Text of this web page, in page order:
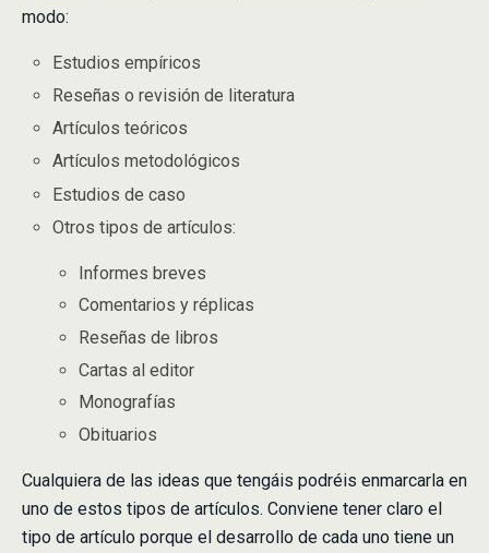
modo:
Estudios empíricos
Reseñas o revisión de literatura
Artículos teóricos
Artículos metodológicos
Estudios de caso
Otros tipos de artículos:
Informes breves
Comentarios y réplicas
Reseñas de libros
Cartas al editor
Monografías
Obituarios
Cualquiera de las ideas que tengáis podréis enmarcarla en
uno de estos tipos de artículos. Conviene tener claro el
tipo de artículo porque el desarrollo de cada uno tiene un